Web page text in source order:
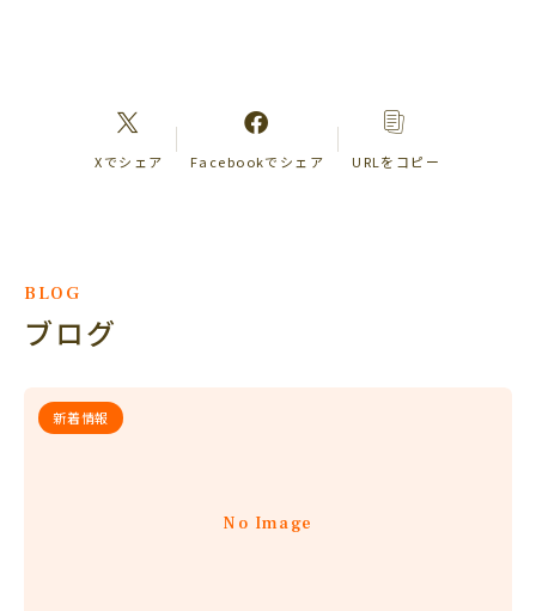
Xでシェア Facebookでシェア URLをコピー
BLOG
ブログ
No Image
新着情報